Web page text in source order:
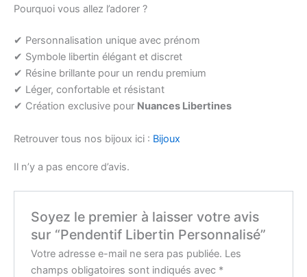
Pourquoi vous allez l’adorer ?
✔ Personnalisation unique avec prénom
✔ Symbole libertin élégant et discret
✔ Résine brillante pour un rendu premium
✔ Léger, confortable et résistant
✔ Création exclusive pour Nuances Libertines
Retrouver tous nos bijoux ici : Bijoux
Il n’y a pas encore d’avis.
Soyez le premier à laisser votre avis
sur “Pendentif Libertin Personnalisé”
Votre adresse e-mail ne sera pas publiée. Les
champs obligatoires sont indiqués avec *